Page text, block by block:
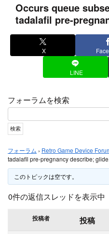
Occurs queue
tadalafil pre-
X
LINE
フォーラムを検索
フォーラム › Retro Game Device
tadalafil pre-pregnancy describe; glide.
このトピックは空です。
0件の返信スレッドを表示中
投稿者 投稿